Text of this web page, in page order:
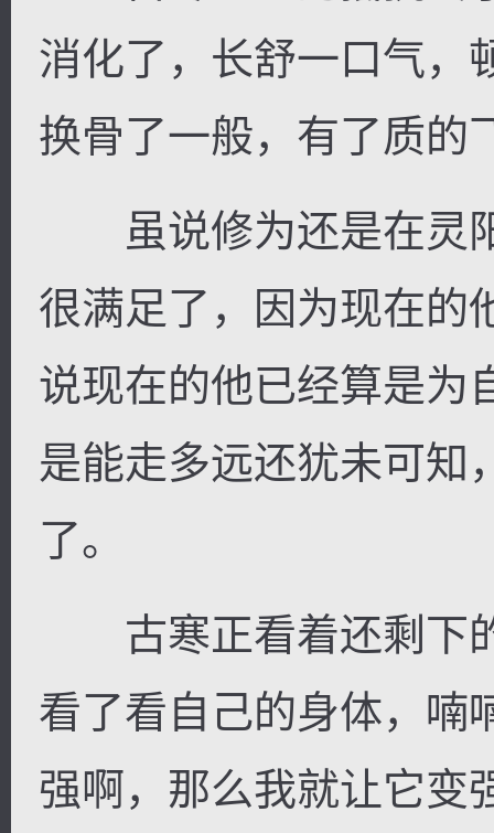
消化了，长舒一口气，
换骨了一般，有了质的
虽说修为还是在灵
很满足了，因为现在的
说现在的他已经算是为
是能走多远还犹未可知
了。
古寒正看着还剩下
看了看自己的身体，喃
强啊，那么我就让它变